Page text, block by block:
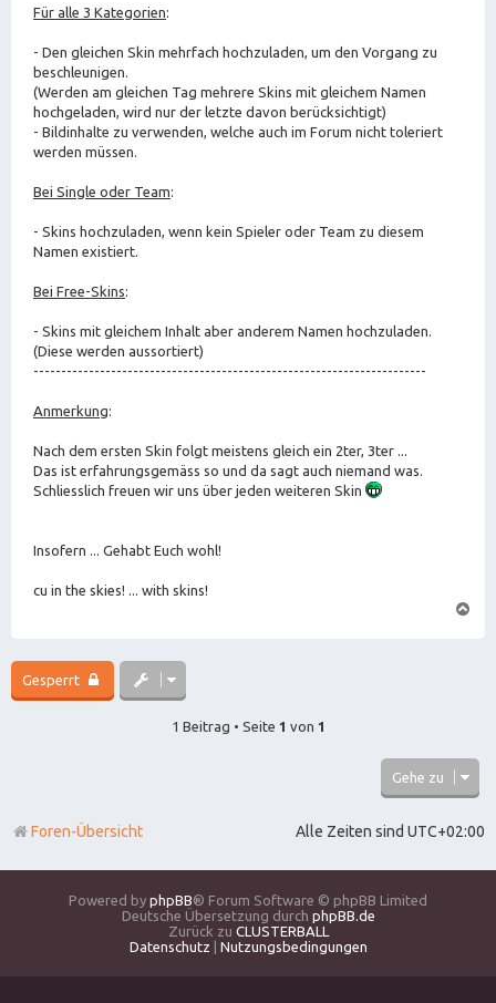
Für alle 3 Kategorien:
- Den gleichen Skin mehrfach hochzuladen, um den Vorgang zu
beschleunigen.
(Werden am gleichen Tag mehrere Skins mit gleichem Namen
hochgeladen, wird nur der letzte davon berücksichtigt)
- Bildinhalte zu verwenden, welche auch im Forum nicht toleriert
werden müssen.
Bei Single oder Team:
- Skins hochzuladen, wenn kein Spieler oder Team zu diesem
Namen existiert.
Bei Free-Skins:
- Skins mit gleichem Inhalt aber anderem Namen hochzuladen.
(Diese werden aussortiert)
-----------------------------------------------------------------------
Anmerkung:
Nach dem ersten Skin folgt meistens gleich ein 2ter, 3ter ...
Das ist erfahrungsgemäss so und da sagt auch niemand was.
Schliesslich freuen wir uns über jeden weiteren Skin
Insofern ... Gehabt Euch wohl!
cu in the skies! ... with skins!
Gesperrt
1 Beitrag • Seite 1 von 1
Gehe zu
Alle Zeiten sind UTC+02:00
Foren-Übersicht
Powered by phpBB® Forum Software © phpBB Limited
Deutsche Übersetzung durch phpBB.de
Zurück zu CLUSTERBALL
Datenschutz
Nutzungsbedingungen